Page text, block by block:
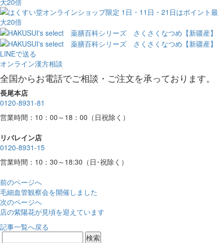
LINEで送る
オンライン漢方相談
全国からお電話でご相談・ご注文を承っております。
長尾本店
0120-8931-81
営業時間：10：00～18：00（日祝除く）
リバレイン店
0120-8931-15
営業時間：10：30～18:30（日･祝除く）
前のページへ
毛細血管観察会を開催しました
次のページへ
店の紫陽花が見頃を迎えています
記事一覧へ戻る